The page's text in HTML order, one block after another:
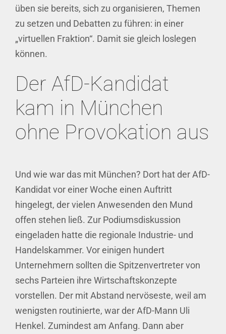
üben sie bereits, sich zu organisieren, Themen
zu setzen und Debatten zu führen: in einer
„virtuellen Fraktion“. Damit sie gleich loslegen
können.
Der AfD-Kandidat
kam in München
ohne Provokation aus
Und wie war das mit München? Dort hat der AfD-
Kandidat vor einer Woche einen Auftritt
hingelegt, der vielen Anwesenden den Mund
offen stehen ließ. Zur Podiumsdiskussion
eingeladen hatte die regionale Industrie- und
Handelskammer. Vor einigen hundert
Unternehmern sollten die Spitzenvertreter von
sechs Parteien ihre Wirtschaftskonzepte
vorstellen. Der mit Abstand nervöseste, weil am
wenigsten routinierte, war der AfD-Mann Uli
Henkel. Zumindest am Anfang. Dann aber